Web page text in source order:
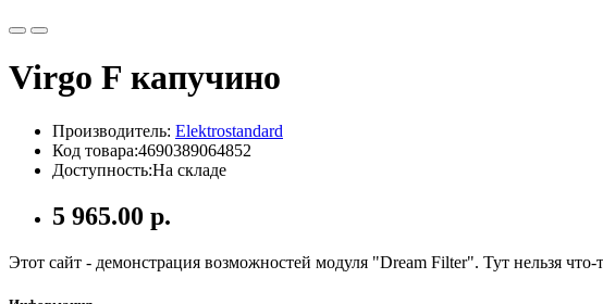
Virgo F капучино
Производитель: Elektrostandard
Код товара:4690389064852
Доступность:На складе
5 965.00 р.
Этот сайт - демонстрация возможностей модуля "Dream Filter". Тут нельзя